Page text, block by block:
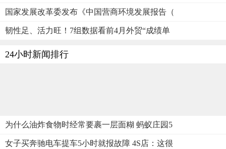
国家发展改革委发布《中国营商环境发展报告（
韧性足、活力旺！7组数据看前4月外贸“成绩单
24小时新闻排行
为什么油炸食物时经常要裹一层面糊 蚂蚁庄园5
女子买奔驰电车提车5小时就报故障 4S店：这很